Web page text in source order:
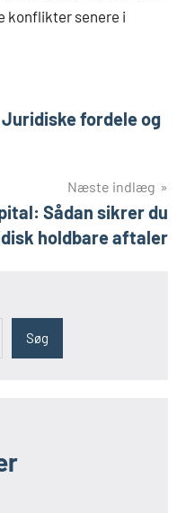
konflikter senere i
fordele og
Næste indlæg
Sådan sikrer du
holdbare aftaler
Søg